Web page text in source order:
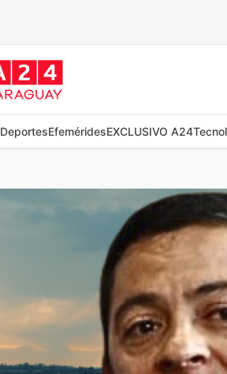
DeportesEfeméridesEXCLUSIVO A24